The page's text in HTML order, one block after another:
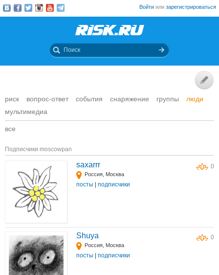
Войти или зарегистрироваться
риск вопрос-ответ события снаряжение группы
люди
мультимедиа
все
Подписчики moscowpan
0
saxarrr
Россия, Москва
посты подписчики
0
Shuya
Россия, Москва
посты подписчики